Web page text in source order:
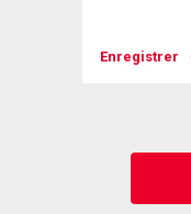
Enregistrer